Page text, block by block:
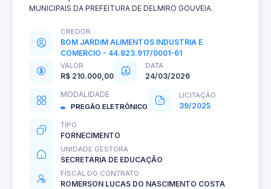
MUNICIPAIS DA PREFEITURA DE DELMIRO GOUVEIA.
CREDOR
BOM JARDIM ALIMENTOS INDUSTRIA E
COMERCIO - 44.823.917/0001-61
VALOR
R$ 210.000,00
DATA
24/03/2026
MODALIDADE
PREGÃO ELETRÔNICO
LICITAÇÃO
39/2025
TIPO
FORNECIMENTO
UNIDADE GESTORA
SECRETARIA DE EDUCAÇÃO
FISCAL DO CONTRATO
ROMERSON LUCAS DO NASCIMENTO COSTA